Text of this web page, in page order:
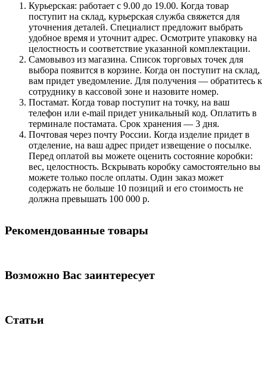
Курьерская: работает с 9.00 до 19.00. Когда товар
поступит на склад, курьерская служба свяжется для
уточнения деталей. Специалист предложит выбрать
удобное время и уточнит адрес. Осмотрите упаковку на
целостность и соответствие указанной комплектации.
Самовывоз из магазина. Список торговых точек для
выбора появится в корзине. Когда он поступит на склад,
вам придет уведомление. Для получения — обратитесь к
сотруднику в кассовой зоне и назовите номер.
Постамат. Когда товар поступит на точку, на ваш
телефон или e-mail придет уникальный код. Оплатить в
терминале постамата. Срок хранения — 3 дня.
Почтовая через почту России. Когда изделие придет в
отделение, на ваш адрес придет извещение о посылке.
Перед оплатой вы можете оценить состояние коробки:
вес, целостность. Вскрывать коробку самостоятельно вы
можете только после оплаты. Один заказ может
содержать не больше 10 позиций и его стоимость не
должна превышать 100 000 р.
Рекомендованные товары
Возможно Вас заинтересует
Статьи